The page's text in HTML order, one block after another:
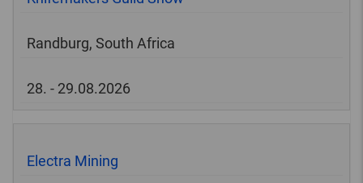
Randburg, South Africa
28. - 29.08.2026
Electra Mining